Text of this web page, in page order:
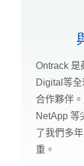
Ontrack 是
Digital等
合作夥伴
NetApp 等
了我們多
重。